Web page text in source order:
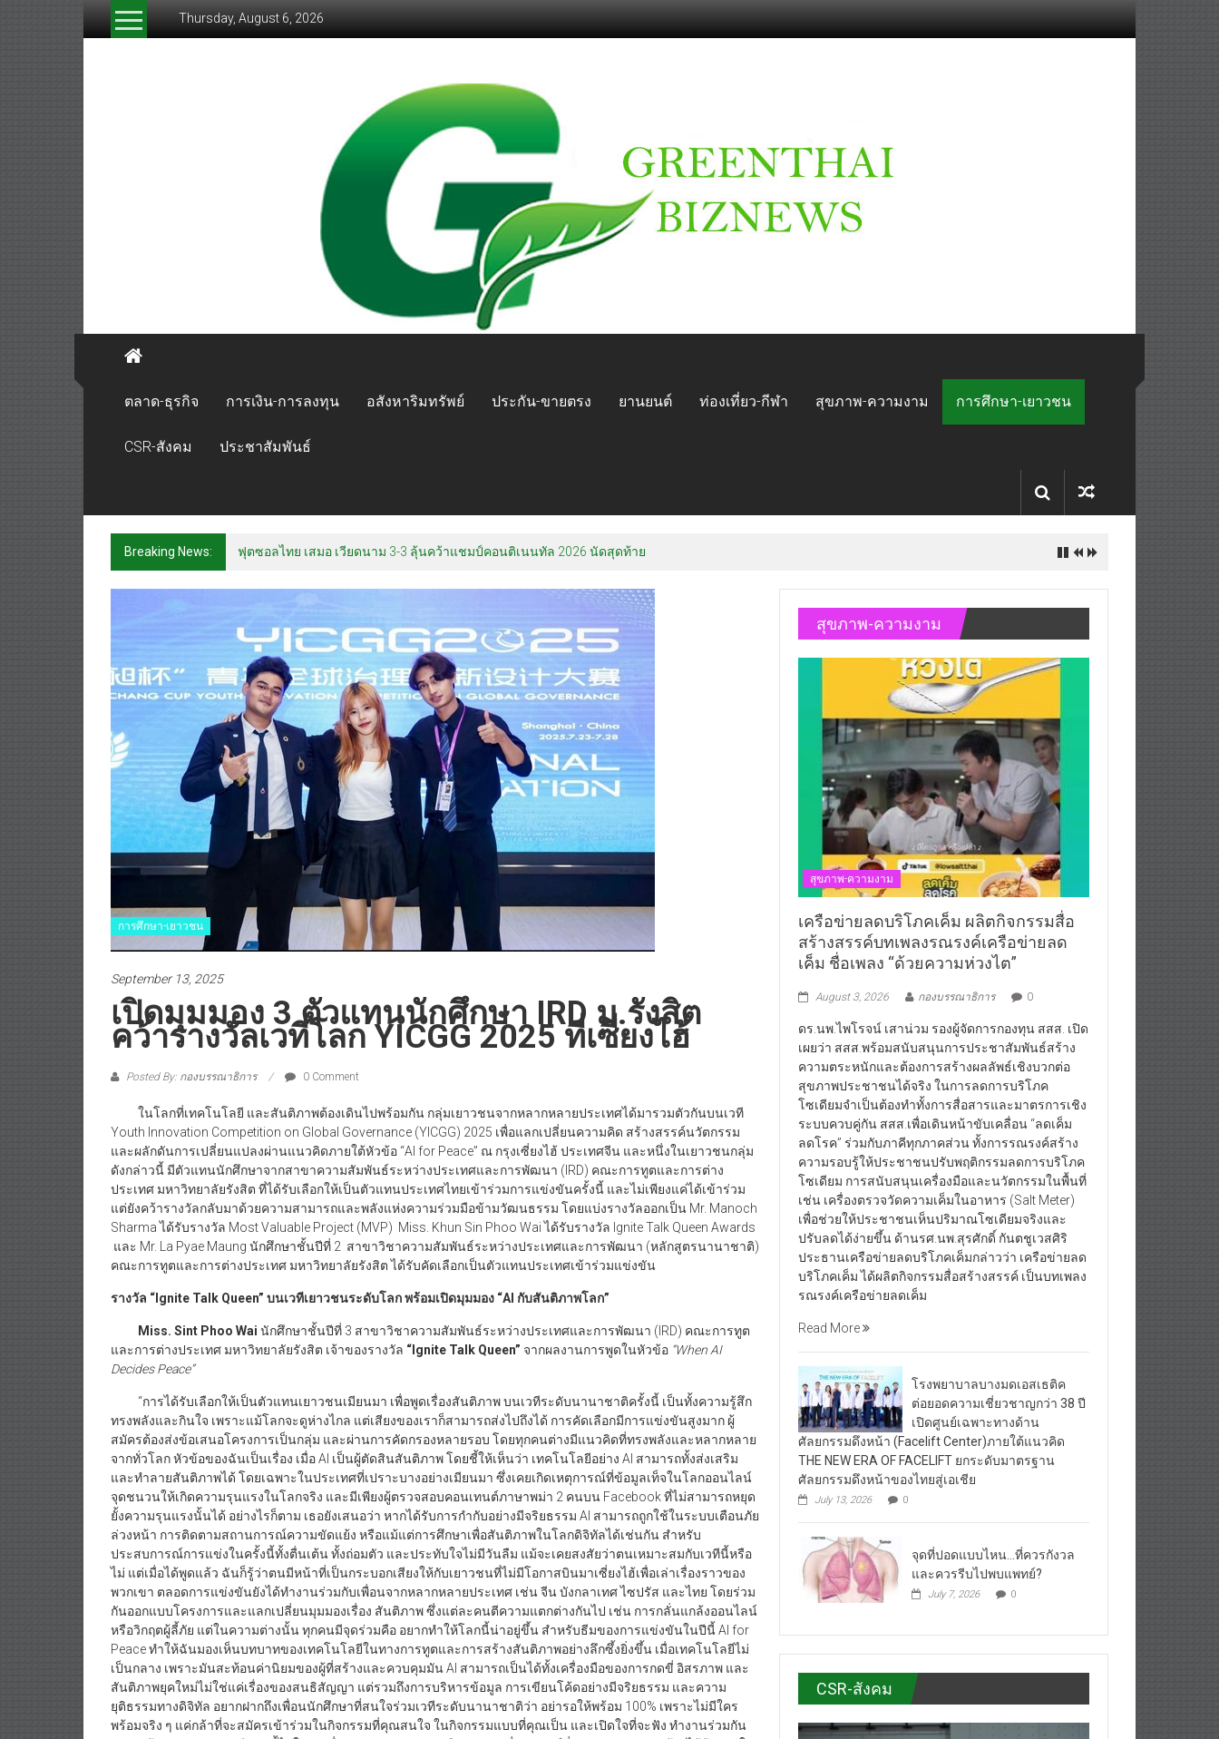
Thursday, August 6, 2026
ตลาด-ธุรกิจ การเงิน-การลงทุน อสังหาริมทรัพย์ ประกัน-ขายตรง ยานยนต์ ท่องเที่ยว-กีฬา สุขภาพ-ความงาม การศึกษา-เยาวชน
CSR-สังคม ประชาสัมพันธ์
Breaking News: ฟุตซอลไทย เสมอ เวียดนาม 3-3 ลุ้นคว้าแชมป์คอนติเนนทัล 2026 นัดสุดท้าย
การศึกษา-เยาวชน
September 13, 2025
เปิดมุมมอง 3 ตัวแทนนักศึกษา IRD ม.รังสิต
คว้ารางวัลเวทีโลก YICGG 2025 ที่เซี่ยงไฮ้
Posted By: กองบรรณาธิการ 0 Comment
ในโลกที่เทคโนโลยี และสันติภาพต้องเดินไปพร้อมกัน กลุ่มเยาวชนจากหลากหลายประเทศได้มารวมตัวกันบนเวที
Youth Innovation Competition on Global Governance (YICGG) 2025 เพื่อแลกเปลี่ยนความคิด สร้างสรรค์นวัตกรรม
และผลักดันการเปลี่ยนแปลงผ่านแนวคิดภายใต้หัวข้อ “AI for Peace” ณ กรุงเซี่ยงไฮ้ ประเทศจีน และหนึ่งในเยาวชนกลุ่ม
ดังกล่าวนี้ มีตัวแทนนักศึกษาจากสาขาความสัมพันธ์ระหว่างประเทศและการพัฒนา (IRD) คณะการทูตและการต่าง
ประเทศ มหาวิทยาลัยรังสิต ที่ได้รับเลือกให้เป็นตัวแทนประเทศไทยเข้าร่วมการแข่งขันครั้งนี้ และไม่เพียงแค่ได้เข้าร่วม
แต่ยังคว้ารางวัลกลับมาด้วยความสามารถและพลังแห่งความร่วมมือข้ามวัฒนธรรม โดยแบ่งรางวัลออกเป็น Mr. Manoch
Sharma ได้รับรางวัล Most Valuable Project (MVP) Miss. Khun Sin Phoo Wai ได้รับรางวัล Ignite Talk Queen Awards
และ Mr. La Pyae Maung นักศึกษาชั้นปีที่ 2 สาขาวิชาความสัมพันธ์ระหว่างประเทศและการพัฒนา (หลักสูตรนานาชาติ)
คณะการทูตและการต่างประเทศ มหาวิทยาลัยรังสิต ได้รับคัดเลือกเป็นตัวแทนประเทศเข้าร่วมแข่งขัน
รางวัล “ Ignite Talk Queen” บนเวทีเยาวชนระดับโลก พร้อมเปิดมุมมอง “AI กับสันติภาพโลก”
Miss. Sint Phoo Wai นักศึกษาชั้นปีที่ 3 สาขาวิชาความสัมพันธ์ระหว่างประเทศและการพัฒนา (IRD) คณะการทูต
และการต่างประเทศ มหาวิทยาลัยรังสิต เจ้าของรางวัล “Ignite Talk Queen” จากผลงานการพูดในหัวข้อ “When AI
Decides Peace”
“การได้รับเลือกให้เป็นตัวแทนเยาวชนเมียนมา เพื่อพูดเรื่องสันติภาพ บนเวทีระดับนานาชาติครั้งนี้ เป็นทั้งความรู้สึก
ทรงพลังและกินใจ เพราะแม้โลกจะดูห่างไกล แต่เสียงของเราก็สามารถส่งไปถึงได้ การคัดเลือกมีการแข่งขันสูงมาก ผู้
สมัครต้องส่งข้อเสนอโครงการเป็นกลุ่ม และผ่านการคัดกรองหลายรอบ โดยทุกคนต่างมีแนวคิดที่ทรงพลังและหลากหลาย
จากทั่วโลก หัวข้อของฉันเป็นเรื่อง เมื่อ AI เป็นผู้ตัดสินสันติภาพ โดยชี้ให้เห็นว่า เทคโนโลยีอย่าง AI สามารถทั้งส่งเสริม
และทำลายสันติภาพได้ โดยเฉพาะในประเทศที่เปราะบางอย่างเมียนมา ซึ่งเคยเกิดเหตุการณ์ที่ข้อมูลเท็จในโลกออนไลน์
จุดชนวนให้เกิดความรุนแรงในโลกจริง และมีเพียงผู้ตรวจสอบคอนเทนต์ภาษาพม่า 2 คนบน Facebook ที่ไม่สามารถหยุด
ยั้งความรุนแรงนั้นได้ อย่างไรก็ตาม เธอยังเสนอว่า หากได้รับการกำกับอย่างมีจริยธรรม AI สามารถถูกใช้ในระบบเตือนภัย
ล่วงหน้า การติดตามสถานการณ์ความขัดแย้ง หรือแม้แต่การศึกษาเพื่อสันติภาพในโลกดิจิทัลได้เช่นกัน สำหรับ
ประสบการณ์การแข่งในครั้งนี้ทั้งตื่นเต้น ทั้งถ่อมตัว และประทับใจไม่มีวันลืม แม้จะเคยสงสัยว่าตนเหมาะสมกับเวทีนี้หรือ
ไม่ แต่เมื่อได้พูดแล้ว ฉันก็รู้ว่าตนมีหน้าที่เป็นกระบอกเสียงให้กับเยาวชนที่ไม่มีโอกาสบินมาเซี่ยงไฮ้เพื่อเล่าเรื่องราวของ
พวกเขา ตลอดการแข่งขันยังได้ทำงานร่วมกับเพื่อนจากหลากหลายประเทศ เช่น จีน บังกลาเทศ ไซปรัส และไทย โดยร่วม
กันออกแบบโครงการและแลกเปลี่ยนมุมมองเรื่อง สันติภาพ ซึ่งแต่ละคนตีความแตกต่างกันไป เช่น การกลั่นแกล้งออนไลน์
หรือวิกฤตผู้ลี้ภัย แต่ในความต่างนั้น ทุกคนมีจุดร่วมคือ อยากทำให้โลกนี้น่าอยู่ขึ้น สำหรับธีมของการแข่งขันในปีนี้ AI for
Peace ทำให้ฉันมองเห็นบทบาทของเทคโนโลยีในทางการทูตและการสร้างสันติภาพอย่างลึกซึ้งยิ่งขึ้น เมื่อเทคโนโลยีไม่
เป็นกลาง เพราะมันสะท้อนค่านิยมของผู้ที่สร้างและควบคุมมัน AI สามารถเป็นได้ทั้งเครื่องมือของการกดขี่ อิสรภาพ และ
สันติภาพยุคใหม่ไม่ใช่แค่เรื่องของสนธิสัญญา แต่รวมถึงการบริหารข้อมูล การเขียนโค้ดอย่างมีจริยธรรม และความ
ยุติธรรมทางดิจิทัล อยากฝากถึงเพื่อนนักศึกษาที่สนใจร่วมเวทีระดับนานาชาติว่า อย่ารอให้พร้อม 100% เพราะไม่มีใคร
พร้อมจริง ๆ แค่กล้าที่จะสมัครเข้าร่วมในกิจกรรมที่คุณสนใจ ในกิจกรรมแบบที่คุณเป็น และเปิดใจที่จะฟัง ทำงานร่วมกัน
สุขภาพ-ความงาม
สุขภาพ-ความงาม
เครือข่ายลดบริโภคเค็ม ผลิตกิจกรรมสื่อ
สร้างสรรค์บทเพลงรณรงค์เครือข่ายลด
เค็ม ชื่อเพลง “ด้วยความห่วงไต”
August 3, 2026 กองบรรณาธิการ 0
ดร.นพ.ไพโรจน์ เสาน่วม รองผู้จัดการกองทุน สสส. เปิด
เผยว่า สสส.พร้อมสนับสนุนการประชาสัมพันธ์สร้าง
ความตระหนักและต้องการสร้างผลลัพธ์เชิงบวกต่อ
สุขภาพประชาชนได้จริง ในการลดการบริโภค
โซเดียมจำเป็นต้องทำทั้งการสื่อสารและมาตรการเชิง
ระบบควบคู่กัน สสส.เพื่อเดินหน้าขับเคลื่อน “ลดเค็ม
ลดโรค” ร่วมกับภาคีทุกภาคส่วน ทั้งการรณรงค์สร้าง
ความรอบรู้ให้ประชาชนปรับพฤติกรรมลดการบริโภค
โซเดียม การสนับสนุนเครื่องมือและนวัตกรรมในพื้นที่
เช่น เครื่องตรวจวัดความเค็มในอาหาร (Salt Meter)
เพื่อช่วยให้ประชาชนเห็นปริมาณโซเดียมจริงและ
ปรับลดได้ง่ายขึ้น ด้านรศ.นพ.สุรศักดิ์ กันตชูเวสศิริ
ประธานเครือข่ายลดบริโภคเค็มกล่าวว่า เครือข่ายลด
บริโภคเค็ม ได้ผลิตกิจกรรมสื่อสร้างสรรค์ เป็นบทเพลง
รณรงค์เครือข่ายลดเค็ม
Read More
โรงพยาบาลบางมดเอสเธติค
ต่อยอดความเชี่ยวชาญกว่า 38 ปี
เปิดศูนย์เฉพาะทางด้าน
ศัลยกรรมดึงหน้า (Facelift Center)ภายใต้แนวคิด
THE NEW ERA OF FACELIFT ยกระดับมาตรฐาน
ศัลยกรรมดึงหน้าของไทยสู่เอเชีย
July 13, 2026 0
จุดที่ปอดแบบไหน…ที่ควรกังวล
และควรรีบไปพบแพทย์?
July 7, 2026 0
CSR-สังคม